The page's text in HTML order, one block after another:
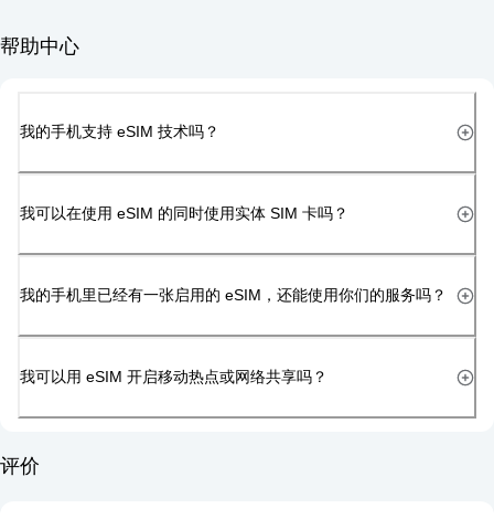
帮助中心
我的手机支持 eSIM 技术吗？
我可以在使用 eSIM 的同时使用实体 SIM 卡吗？
我的手机里已经有一张启用的 eSIM，还能使用你们的服务吗？
我可以用 eSIM 开启移动热点或网络共享吗？
评价